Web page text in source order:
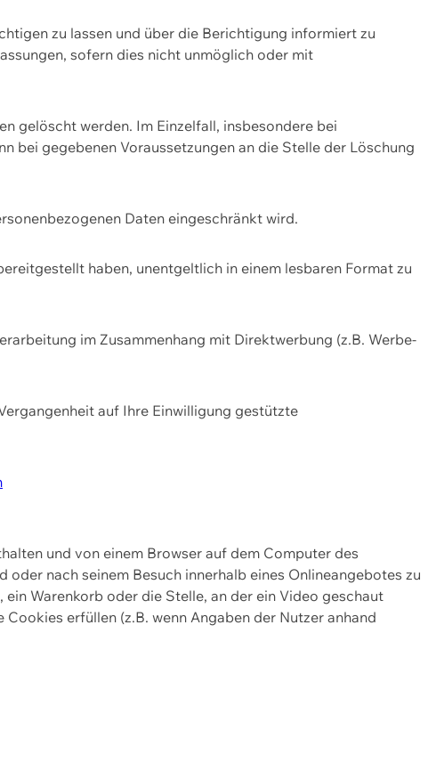
zu lassen und über die Berichtigung informiert zu
sofern dies nicht unmöglich oder mit
gelöscht werden. Im Einzelfall, insbesondere bei
bei gegebenen Voraussetzungen an die Stelle der Löschung
Daten eingeschränkt wird.
haben, unentgeltlich in einem lesbaren Format zu
im Zusammenhang mit Direktwerbung (z.B. Werbe-
auf Ihre Einwilligung gestützte
und von einem Browser auf dem Computer des
nach seinem Besuch innerhalb eines Onlineangebotes zu
Warenkorb oder die Stelle, an der ein Video geschaut
erfüllen (z.B. wenn Angaben der Nutzer anhand